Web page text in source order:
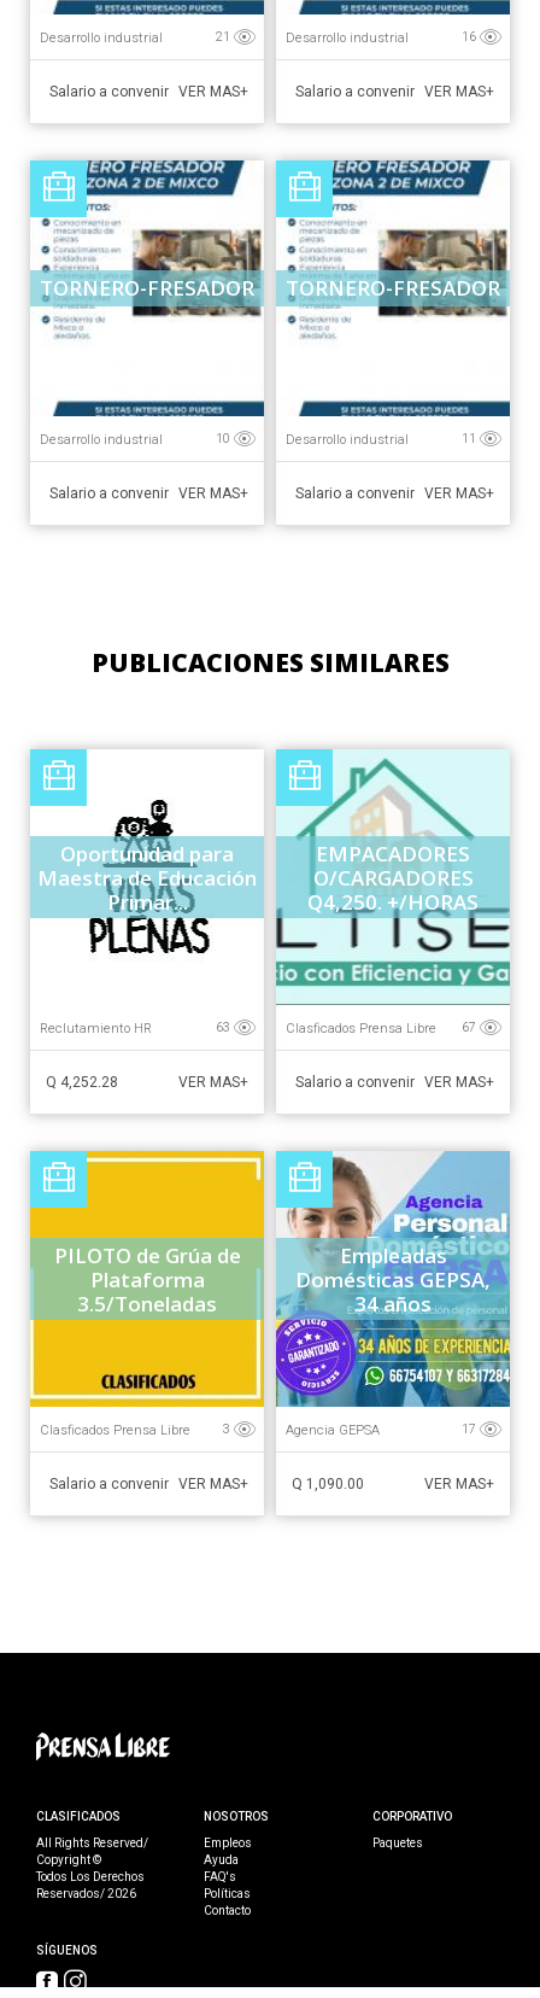
Desarrollo industrial 21
Salario a convenir VER MAS+
Desarrollo industrial 16
Salario a convenir VER MAS+
TORNERO-FRESADOR
Desarrollo industrial 10
Salario a convenir VER MAS+
TORNERO-FRESADOR
Desarrollo industrial 11
Salario a convenir VER MAS+
PUBLICACIONES SIMILARES
Oportunidad para
Maestra de Educación
Primar...
Reclutamiento HR 63
Q 4,252.28 VER MAS+
EMPACADORES
O/CARGADORES
Q4,250. +/HORAS
EXT...
Clasficados Prensa Libre 67
Salario a convenir VER MAS+
PILOTO de Grúa de
Plataforma
3.5/Toneladas
Clasficados Prensa Libre 3
Salario a convenir VER MAS+
Empleadas
Domésticas GEPSA,
34 años
Agencia GEPSA 17
Q 1,090.00 VER MAS+
CLASIFICADOS
All Rights Reserved/
Copyright ©
Todos Los Derechos
Reservados/ 2026
NOSOTROS
Empleos
Ayuda
FAQ's
Políticas
Contacto
CORPORATIVO
Paquetes
SÍGUENOS